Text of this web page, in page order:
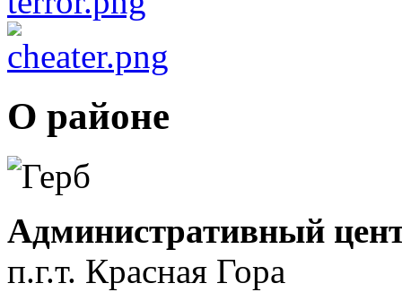
О районе
Административный
п.г.т. Красная Гора